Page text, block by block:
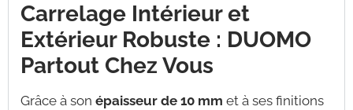
Carrelage Intérieur et
Extérieur Robuste : DUOMO
Partout Chez Vous
Grâce à son épaisseur de 10 mm et à ses finitions